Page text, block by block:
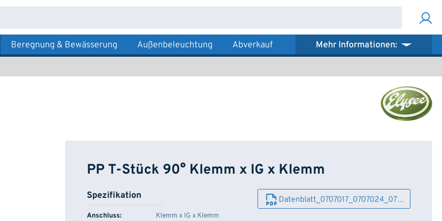
Beregnung & Bewässerung Außenbeleuchtung Abverkauf Mehr Informationen:
PP T-Stück 90° Klemm x IG x Klemm
Spezifikation Datenblatt_0707017_0707024_07…
Anschluss:
Klemm x IG x Klemm